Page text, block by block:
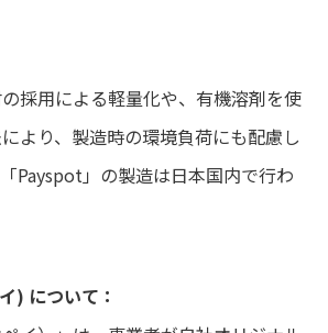
採用による軽量化や、有機溶剤を使
より、製造時の環境負荷にも配慮し
Payspot」の製造は日本国内で行わ
) について：